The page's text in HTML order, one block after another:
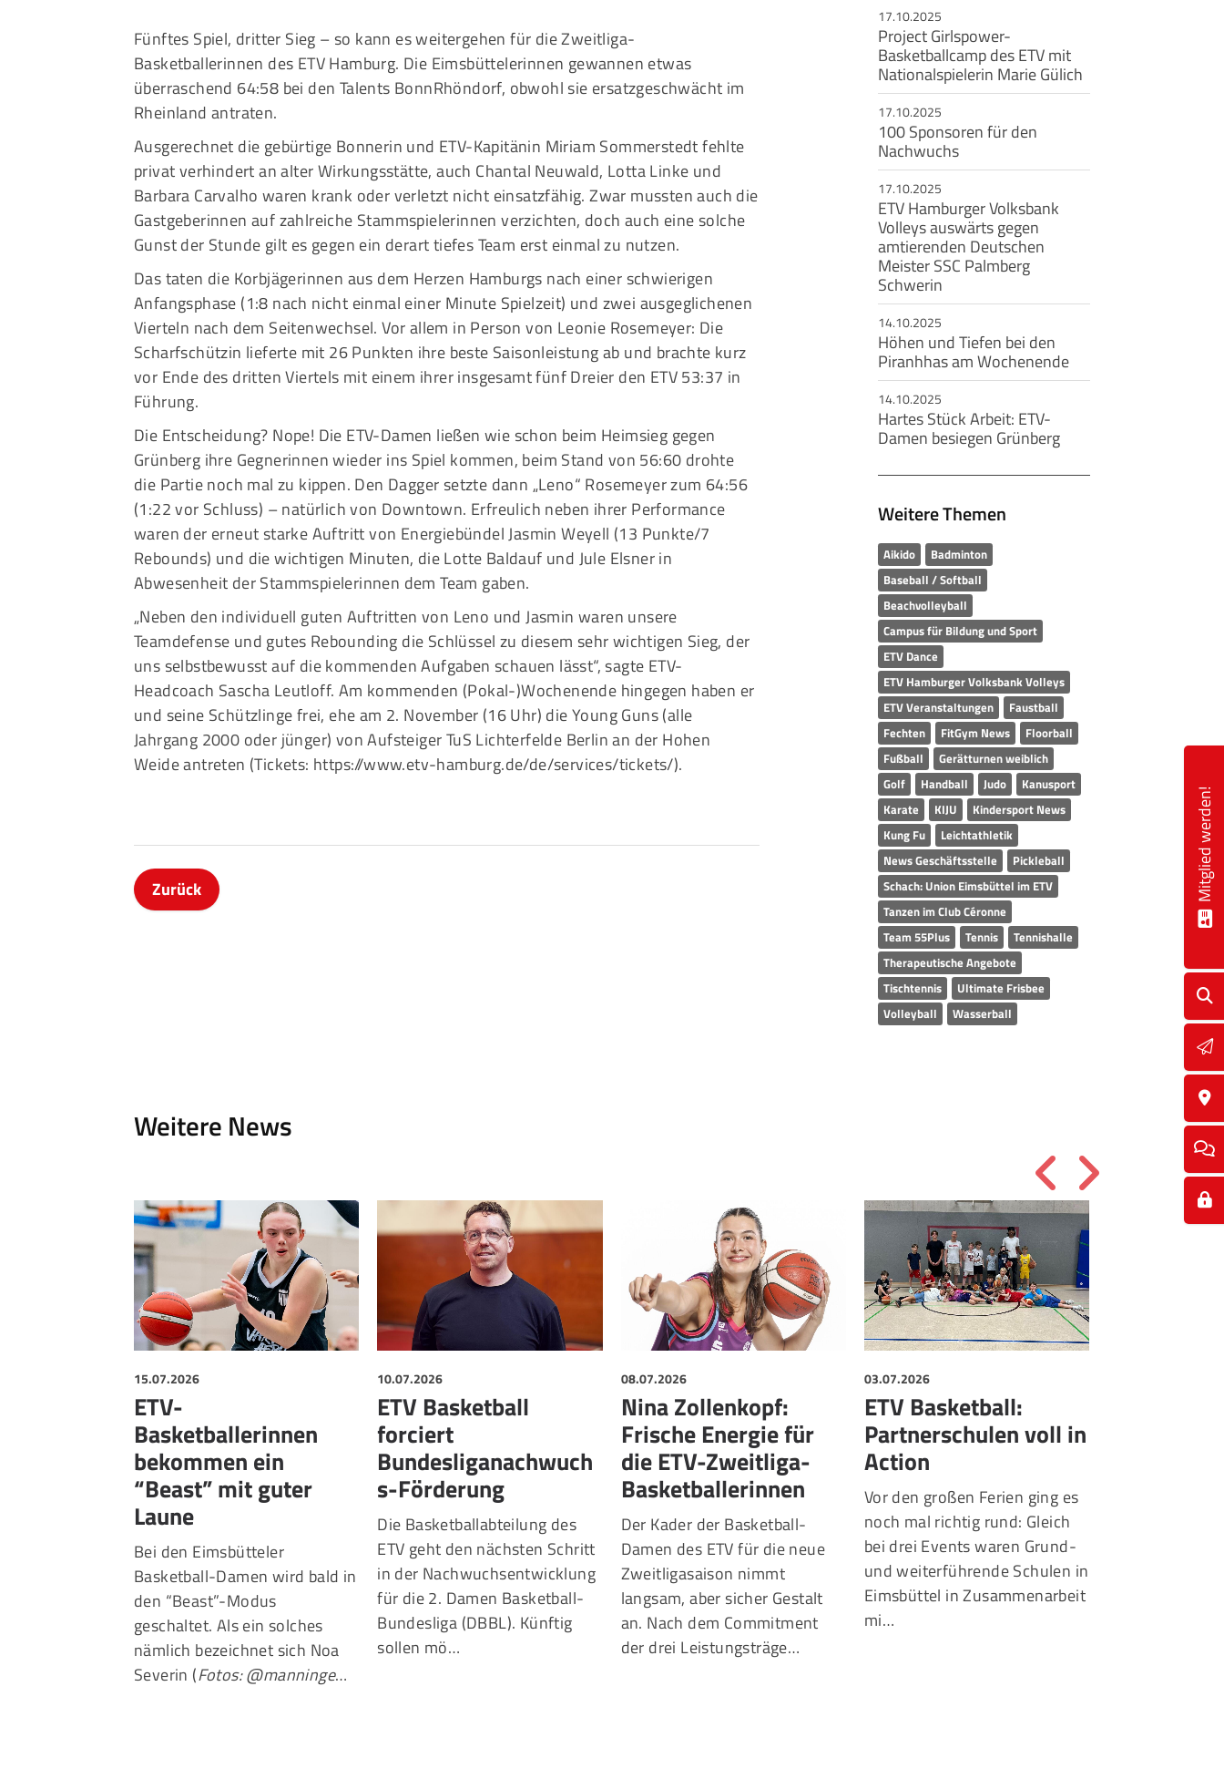
Fünftes Spiel, dritter Sieg – so kann es weitergehen für die Zweitliga-
Basketballerinnen des ETV Hamburg. Die Eimsbüttelerinnen gewannen etwas
überraschend 64:58 bei den Talents BonnRhöndorf, obwohl sie ersatzgeschwächt im
Rheinland antraten.
Ausgerechnet die gebürtige Bonnerin und ETV-Kapitänin Miriam Sommerstedt fehlte
privat verhindert an alter Wirkungsstätte, auch Chantal Neuwald, Lotta Linke und
Barbara Carvalho waren krank oder verletzt nicht einsatzfähig. Zwar mussten auch die
Gastgeberinnen auf zahlreiche Stammspielerinnen verzichten, doch auch eine solche
Gunst der Stunde gilt es gegen ein derart tiefes Team erst einmal zu nutzen.
Das taten die Korbjägerinnen aus dem Herzen Hamburgs nach einer schwierigen
Anfangsphase (1:8 nach nicht einmal einer Minute Spielzeit) und zwei ausgeglichenen
Vierteln nach dem Seitenwechsel. Vor allem in Person von Leonie Rosemeyer: Die
Scharfschützin lieferte mit 26 Punkten ihre beste Saisonleistung ab und brachte kurz
vor Ende des dritten Viertels mit einem ihrer insgesamt fünf Dreier den ETV 53:37 in
Führung.
Die Entscheidung? Nope! Die ETV-Damen ließen wie schon beim Heimsieg gegen
Grünberg ihre Gegnerinnen wieder ins Spiel kommen, beim Stand von 56:60 drohte
die Partie noch mal zu kippen. Den Dagger setzte dann „Leno“ Rosemeyer zum 64:56
(1:22 vor Schluss) – natürlich von Downtown. Erfreulich neben ihrer Performance
waren der erneut starke Auftritt von Energiebündel Jasmin Weyell (13 Punkte/7
Rebounds) und die wichtigen Minuten, die Lotte Baldauf und Jule Elsner in
Abwesenheit der Stammspielerinnen dem Team gaben.
„Neben den individuell guten Auftritten von Leno und Jasmin waren unsere
Teamdefense und gutes Rebounding die Schlüssel zu diesem sehr wichtigen Sieg, der
uns selbstbewusst auf die kommenden Aufgaben schauen lässt“, sagte ETV-
Headcoach Sascha Leutloff. Am kommenden (Pokal-)Wochenende hingegen haben er
und seine Schützlinge frei, ehe am 2. November (16 Uhr) die Young Guns (alle
Jahrgang 2000 oder jünger) von Aufsteiger TuS Lichterfelde Berlin an der Hohen
Weide antreten (Tickets: https://www.etv-hamburg.de/de/services/tickets/).
Zurück
17.10.2025
Project Girlspower-
Basketballcamp des ETV mit
Nationalspielerin Marie Gülich
17.10.2025
100 Sponsoren für den
Nachwuchs
17.10.2025
ETV Hamburger Volksbank
Volleys auswärts gegen
amtierenden Deutschen
Meister SSC Palmberg
Schwerin
14.10.2025
Höhen und Tiefen bei den
Piranhhas am Wochenende
14.10.2025
Hartes Stück Arbeit: ETV-
Damen besiegen Grünberg
Weitere Themen
Aikido
Badminton
Baseball / Softball
Beachvolleyball
Campus für Bildung und Sport
ETV Dance
ETV Hamburger Volksbank Volleys
ETV Veranstaltungen
Faustball
Fechten
FitGym News
Floorball
Fußball
Gerätturnen weiblich
Golf
Handball Judo
Kanusport
Karate
KIJU
Kindersport News
Kung Fu
Leichtathletik
News Geschäftsstelle
Pickleball
Schach: Union Eimsbüttel im ETV
Tanzen im Club Céronne
Team 55Plus
Tennis
Tennishalle
Therapeutische Angebote
Tischtennis
Ultimate Frisbee
Volleyball
Wasserball
Weitere News
15.07.2026
ETV-
Basketballerinnen
bekommen ein
“Beast” mit guter
Laune
Bei den Eimsbütteler
Basketball-Damen wird bald in
den “Beast”-Modus
geschaltet. Als ein solches
nämlich bezeichnet sich Noa
Severin (Fotos: @manninge…
10.07.2026
ETV Basketball
forciert
Bundesliganachwuch
s-Förderung
Die Basketballabteilung des
ETV geht den nächsten Schritt
in der Nachwuchsentwicklung
für die 2. Damen Basketball-
Bundesliga (DBBL). Künftig
sollen mö…
08.07.2026
Nina Zollenkopf:
Frische Energie für
die ETV-Zweitliga-
Basketballerinnen
Der Kader der Basketball-
Damen des ETV für die neue
Zweitligasaison nimmt
langsam, aber sicher Gestalt
an. Nach dem Commitment
der drei Leistungsträge…
03.07.2026
ETV Basketball:
Partnerschulen voll in
Action
Vor den großen Ferien ging es
noch mal richtig rund: Gleich
bei drei Events waren Grund-
und weiterführende Schulen in
Eimsbüttel in Zusammenarbeit
mi…
Mitglied werden!